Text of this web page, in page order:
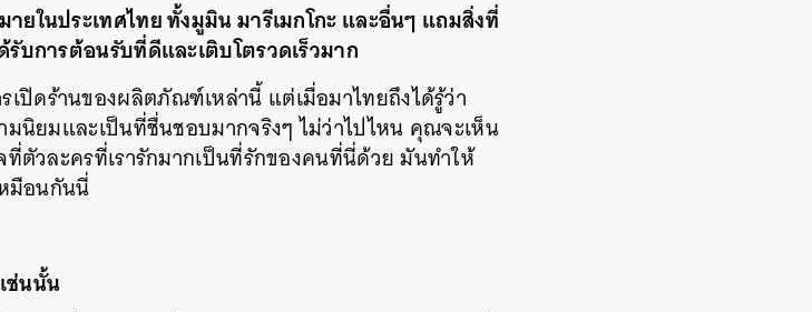
ในประเทศไทย ทั้งมูมิน มารีเมกโกะ และอื่นๆ แถมสิ่งที่
บการต้อนรับที่ดีและเติบโตรวดเร็วมาก
ปิดร้านของผลิตภัณฑ์เหล่านี้ แต่เมื่อมาไทยถึงได้รู้ว่า
นิยมและเป็นที่ชื่นชอบมากจริงๆ ไม่ว่าไปไหน คุณจะเห็น
วละครที่เรารักมากเป็นที่รักของคนที่นี่ด้วย มันทำให้
มือนกันนี่
ช่นนั้น